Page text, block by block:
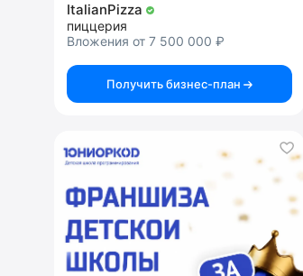
ItalianPizza
пиццерия
Вложения от 7 500 000 ₽
Получить бизнес-план